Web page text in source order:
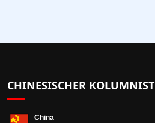
CHINESISCHER KOLUMNIST